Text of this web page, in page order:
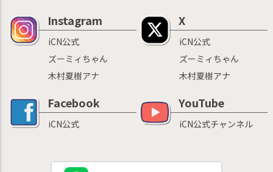
Instagram
iCN公式
ズーミィちゃん
木村夏樹アナ
X
iCN公式
ズーミィちゃん
木村夏樹アナ
Facebook
iCN公式
YouTube
iCN公式チャンネル